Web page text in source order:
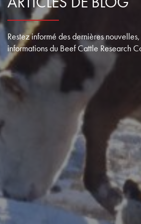
Restez informé des dernières
informations du Beef Cattle Research